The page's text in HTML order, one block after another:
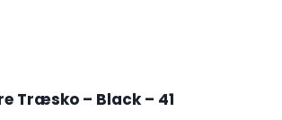
Træsko – Black – 41